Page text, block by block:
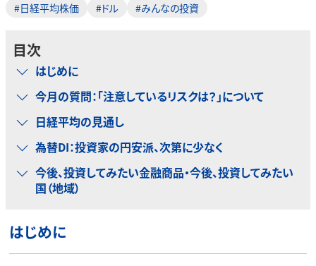
#日経平均株価 #ドル #みんなの投資
目次
はじめに
今月の質問：「注意しているリスクは？」について
日経平均の見通し
為替DI：投資家の円安派、次第に少なく
今後、投資してみたい金融商品・今後、投資してみたい
国（地域）
はじめに